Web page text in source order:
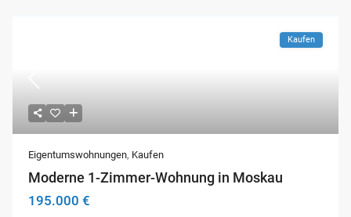
Kaufen
Eigentumswohnungen, Kaufen
Moderne 1-Zimmer-Wohnung in Moskau
195.000 €